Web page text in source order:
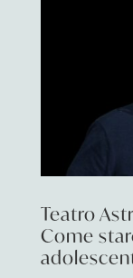
Teatro
Come